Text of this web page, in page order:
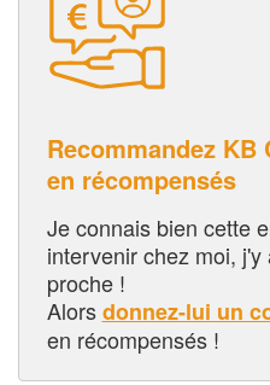
Recommandez KB
en récompensés
Je connais bien cette
intervenir chez moi,
proche !
Alorsdonnez-lui un
en récompensés !